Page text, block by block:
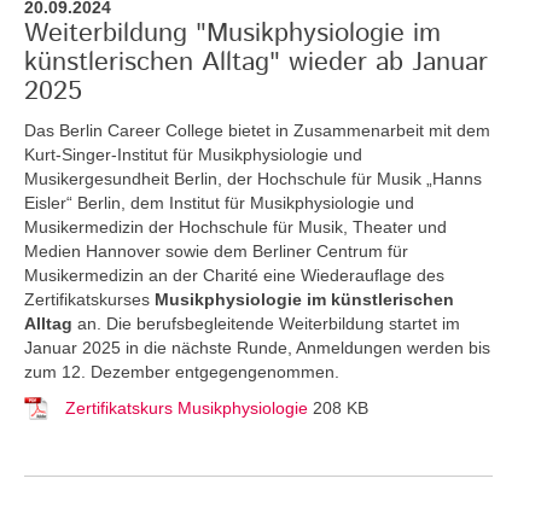
20.09.2024
Weiterbildung "Musikphysiologie im
künstlerischen Alltag" wieder ab Januar
2025
Das Berlin Career College bietet in Zusammenarbeit mit dem
Kurt-Singer-Institut für Musikphysiologie und
Musikergesundheit Berlin, der Hochschule für Musik „Hanns
Eisler“ Berlin, dem Institut für Musikphysiologie und
Musikermedizin der Hochschule für Musik, Theater und
Medien Hannover sowie dem Berliner Centrum für
Musikermedizin an der Charité eine Wiederauflage des
Zertifikatskurses Musikphysiologie im künstlerischen
Alltag an.
Die berufsbegleitende Weiterbildung startet im
Januar 2025 in die nächste Runde, Anmeldungen werden bis
zum 12. Dezember entgegengenommen.
Zertifikatskurs Musikphysiologie 208 KB